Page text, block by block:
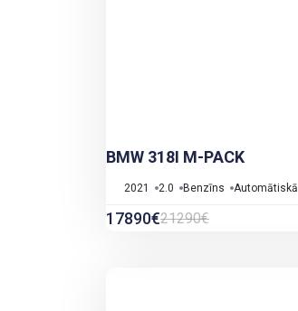
BMW 318I M-PACK
2021 2.0 Benzīns Automātiskā
17890€21290€